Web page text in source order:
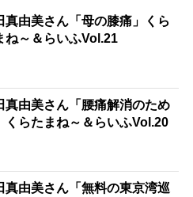
ル術
真由美さん「母の膝痛」くら
ね～＆らいふVol.21
真由美さん「腰痛解消のため
くらたまね～＆らいふVol.20
真由美さん「無料の東京湾巡